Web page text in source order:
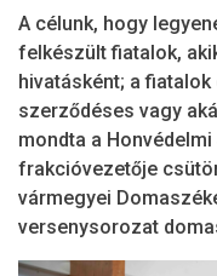
A célunk, hogy
felkészült fiatalok,
hivatásként; a
szerződéses vagy
mondta a
frakcióvezetője
vármegyei
versenysorozat